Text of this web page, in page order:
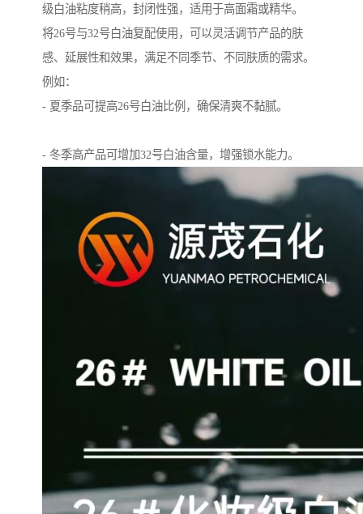
级白油粘度稍高，封闭性强，适用于高面霜或精华。
将26号与32号白油复配使用，可以灵活调节产品的肤
感、延展性和效果，满足不同季节、不同肤质的需求。
例如：
- 夏季品可提高26号白油比例，确保清爽不黏腻。
- 冬季高产品可增加32号白油含量，增强锁水能力。